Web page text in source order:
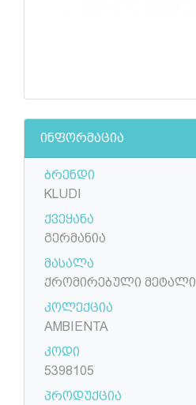
ინფორმაცია
ბრენდი
KLUDI
ქვეყანა
გერმანია
მასალა
ქრომირებული მეტალი
კოლექცია
AMBIENTA
კოდი
5398105
პროდუქცია